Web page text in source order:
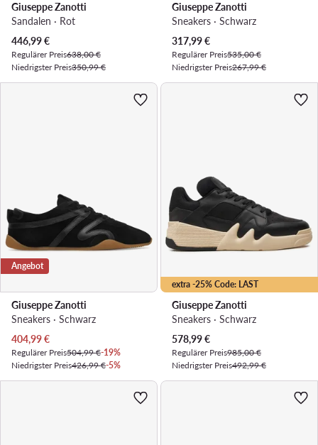
Giuseppe Zanotti
Sandalen · Rot
Aktueller Preis
446,99€
Regulärer Preis638,00 €
Niedrigster Preis350,99 €
Giuseppe Zanotti
Sneakers · Schwarz
Aktueller Preis
317,99€
Regulärer Preis535,00 €
Niedrigster Preis267,99 €
Angebot
Giuseppe Zanotti
Sneakers · Schwarz
Aktueller Preis
404,99€
Regulärer Preis504,99 €-19%
Niedrigster Preis426,99 €-5%
extra -25% Code: LAST
Giuseppe Zanotti
Sneakers · Schwarz
Aktueller Preis
578,99€
Regulärer Preis985,00 €
Niedrigster Preis492,99 €